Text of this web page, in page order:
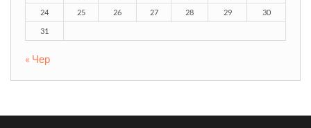
24 25 26 27 28 29 30
31
« Чер